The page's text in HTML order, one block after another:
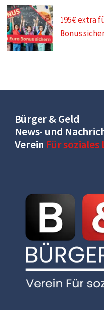
195€ extra
Bonus
Bürger & Geld
News- und
Verein Für soziales